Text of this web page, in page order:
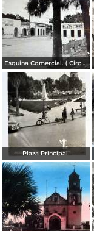
Esquina Comercial. ( Circulada el 21 de Septiembre de 1952 ).
Plaza Principal.